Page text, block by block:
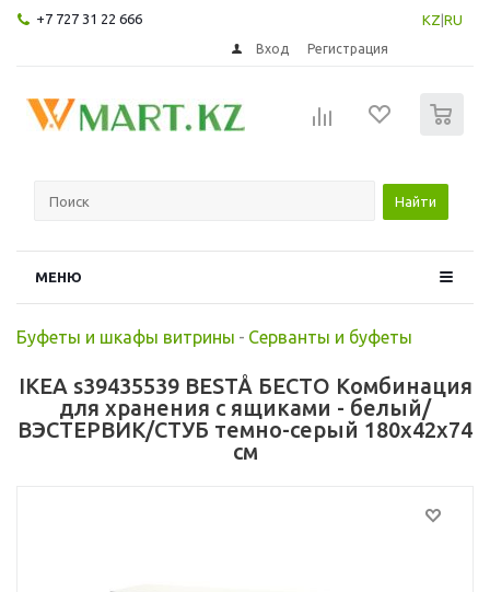
+7 727 31 22 666 KZ RU
Вход Регистрация
Найти
МЕНЮ
Буфеты и шкафы витрины - Серванты и буфеты
IKEA s39435539 BESTÅ БЕСТО Комбинация
для хранения с ящиками - белый/
ВЭСТЕРВИК/СТУБ темно-серый 180x42x74
см